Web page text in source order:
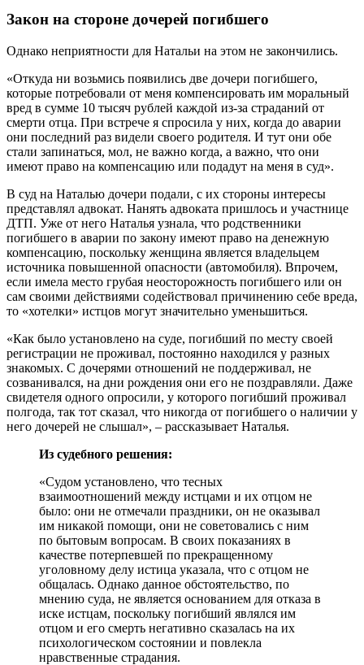
Закон на стороне дочерей погибшего
Однако неприятности для Натальи на этом не закончились.
«Откуда ни возьмись появились две дочери погибшего,
которые потребовали от меня компенсировать им моральный
вред в сумме 10 тысяч рублей каждой из-за страданий от
смерти отца. При встрече я спросила у них, когда до аварии
они последний раз видели своего родителя. И тут они обе
стали запинаться, мол, не важно когда, а важно, что они
имеют право на компенсацию или подадут на меня в суд».
В суд на Наталью дочери подали, с их стороны интересы
представлял адвокат. Нанять адвоката пришлось и участнице
ДТП. Уже от него Наталья узнала, что родственники
погибшего в аварии по закону имеют право на денежную
компенсацию, поскольку женщина является владельцем
источника повышенной опасности (автомобиля). Впрочем,
если имела место грубая неосторожность погибшего или он
сам своими действиями содействовал причинению себе вреда,
то «хотелки» истцов могут значительно уменьшиться.
«Как было установлено на суде, погибший по месту своей
регистрации не проживал, постоянно находился у разных
знакомых. С дочерями отношений не поддерживал, не
созванивался, на дни рождения они его не поздравляли. Даже
свидетеля одного опросили, у которого погибший проживал
полгода, так тот сказал, что никогда от погибшего о наличии у
него дочерей не слышал», – рассказывает Наталья.
Из судебного решения:
«Судом установлено, что тесных
взаимоотношений между истцами и их отцом не
было: они не отмечали праздники, он не оказывал
им никакой помощи, они не советовались с ним
по бытовым вопросам. В своих показаниях в
качестве потерпевшей по прекращенному
уголовному делу истица указала, что с отцом не
общалась. Однако данное обстоятельство, по
мнению суда, не является основанием для отказа в
иске истцам, поскольку погибший являлся им
отцом и его смерть негативно сказалась на их
психологическом состоянии и повлекла
нравственные страдания.